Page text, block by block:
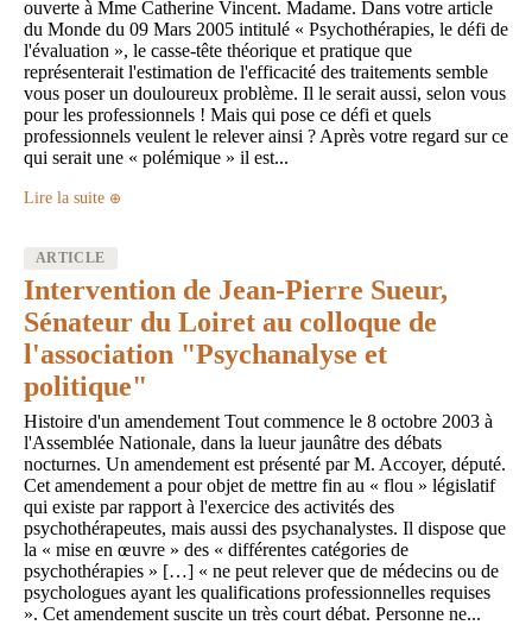
ouverte à Mme Catherine Vincent. Madame. Dans votre article
du Monde du 09 Mars 2005 intitulé « Psychothérapies, le défi de
l'évaluation », le casse-tête théorique et pratique que
représenterait l'estimation de l'efficacité des traitements semble
vous poser un douloureux problème. Il le serait aussi, selon vous
pour les professionnels ! Mais qui pose ce défi et quels
professionnels veulent le relever ainsi ? Après votre regard sur ce
qui serait une « polémique » il est...
Lire la suite
ARTICLE
Intervention de Jean-Pierre Sueur,
Sénateur du Loiret au colloque de
l'association "Psychanalyse et
politique"
Histoire d'un amendement Tout commence le 8 octobre 2003 à
l'Assemblée Nationale, dans la lueur jaunâtre des débats
nocturnes. Un amendement est présenté par M. Accoyer, député.
Cet amendement a pour objet de mettre fin au « flou » législatif
qui existe par rapport à l'exercice des activités des
psychothérapeutes, mais aussi des psychanalystes. Il dispose que
la « mise en œuvre » des « différentes catégories de
psychothérapies » […] « ne peut relever que de médecins ou de
psychologues ayant les qualifications professionnelles requises
». Cet amendement suscite un très court débat. Personne ne...